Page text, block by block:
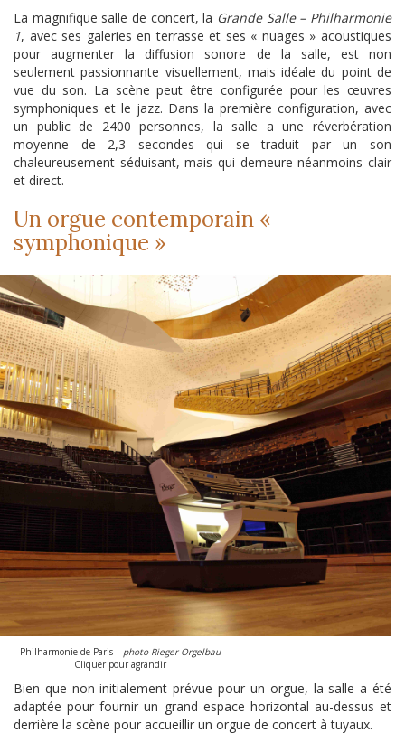
La magnifique salle de concert, la Grande Salle – Philharmonie
1, avec ses galeries en terrasse et ses « nuages » acoustiques
pour augmenter la diffusion sonore de la salle, est non
seulement passionnante visuellement, mais idéale du point de
vue du son. La scène peut être configurée pour les œuvres
symphoniques et le jazz. Dans la première configuration, avec
un public de 2400 personnes, la salle a une réverbération
moyenne de 2,3 secondes qui se traduit par un son
chaleureusement séduisant, mais qui demeure néanmoins clair
et direct.
Un orgue contemporain «
symphonique »
Philharmonie de Paris – photo Rieger Orgelbau
Cliquer pour agrandir
Bien que non initialement prévue pour un orgue, la salle a été
adaptée pour fournir un grand espace horizontal au-dessus et
derrière la scène pour accueillir un orgue de concert à tuyaux.